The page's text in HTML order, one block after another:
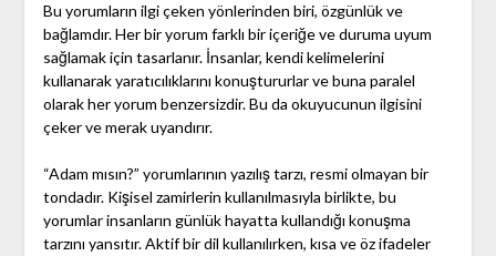
Bu yorumların ilgi çeken yönlerinden biri, özgünlük ve
bağlamdır. Her bir yorum farklı bir içeriğe ve duruma uyum
sağlamak için tasarlanır. İnsanlar, kendi kelimelerini
kullanarak yaratıcılıklarını konuştururlar ve buna paralel
olarak her yorum benzersizdir. Bu da okuyucunun ilgisini
çeker ve merak uyandırır.
“Adam mısın?” yorumlarının yazılış tarzı, resmi olmayan bir
tondadır. Kişisel zamirlerin kullanılmasıyla birlikte, bu
yorumlar insanların günlük hayatta kullandığı konuşma
tarzını yansıtır. Aktif bir dil kullanılırken, kısa ve öz ifadeler